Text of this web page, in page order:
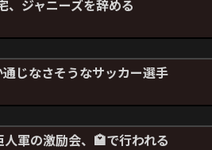
、ジャニーズを辞める
じなさそうなサッカー選手
人軍の激励会、🏩で行われる